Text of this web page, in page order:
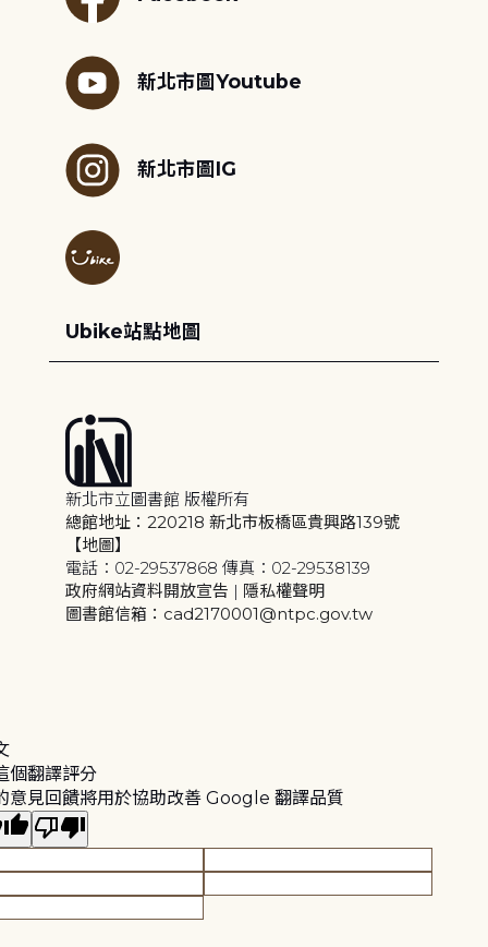
新北市圖Youtube
新北市圖IG
Ubike站點地圖
新北市立圖書館 版權所有
總館地址：220218 新北市板橋區貴興路139號
【地圖】
電話：02-29537868 傳真：02-29538139
政府網站資料開放宣告 | 隱私權聲明
圖書館信箱：cad2170001@ntpc.gov.tw
個翻譯評分
意見回饋將用於協助改善 Google 翻譯品質